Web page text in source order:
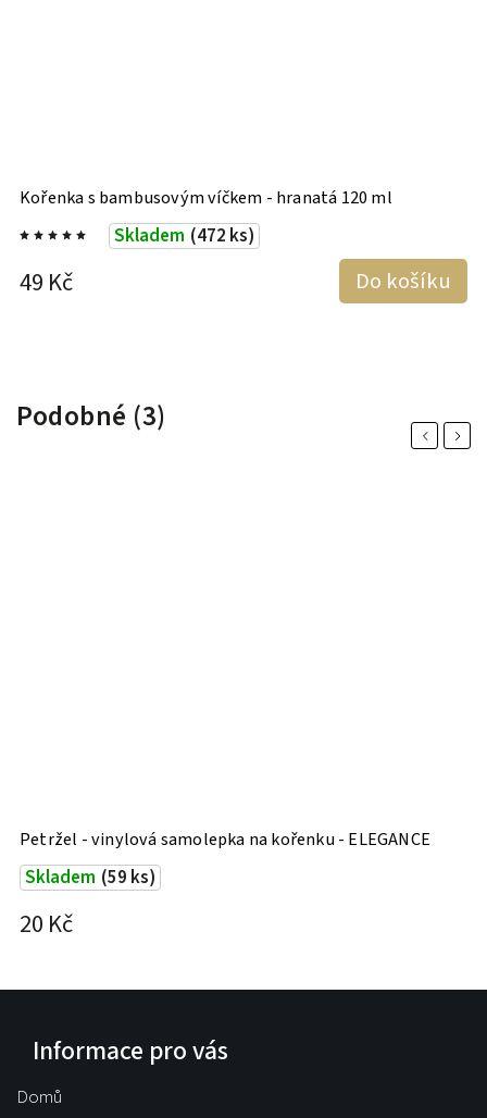
Kořenka s bambusovým víčkem - hranatá 120 ml
Skladem (472 ks)
49 Kč Do košíku
Podobné (3) Previous
Petržel - vinylová samolepka na kořenku - ELEGANCE
Skladem (59 ks)
20 Kč
Next
Informace pro vás
Domů